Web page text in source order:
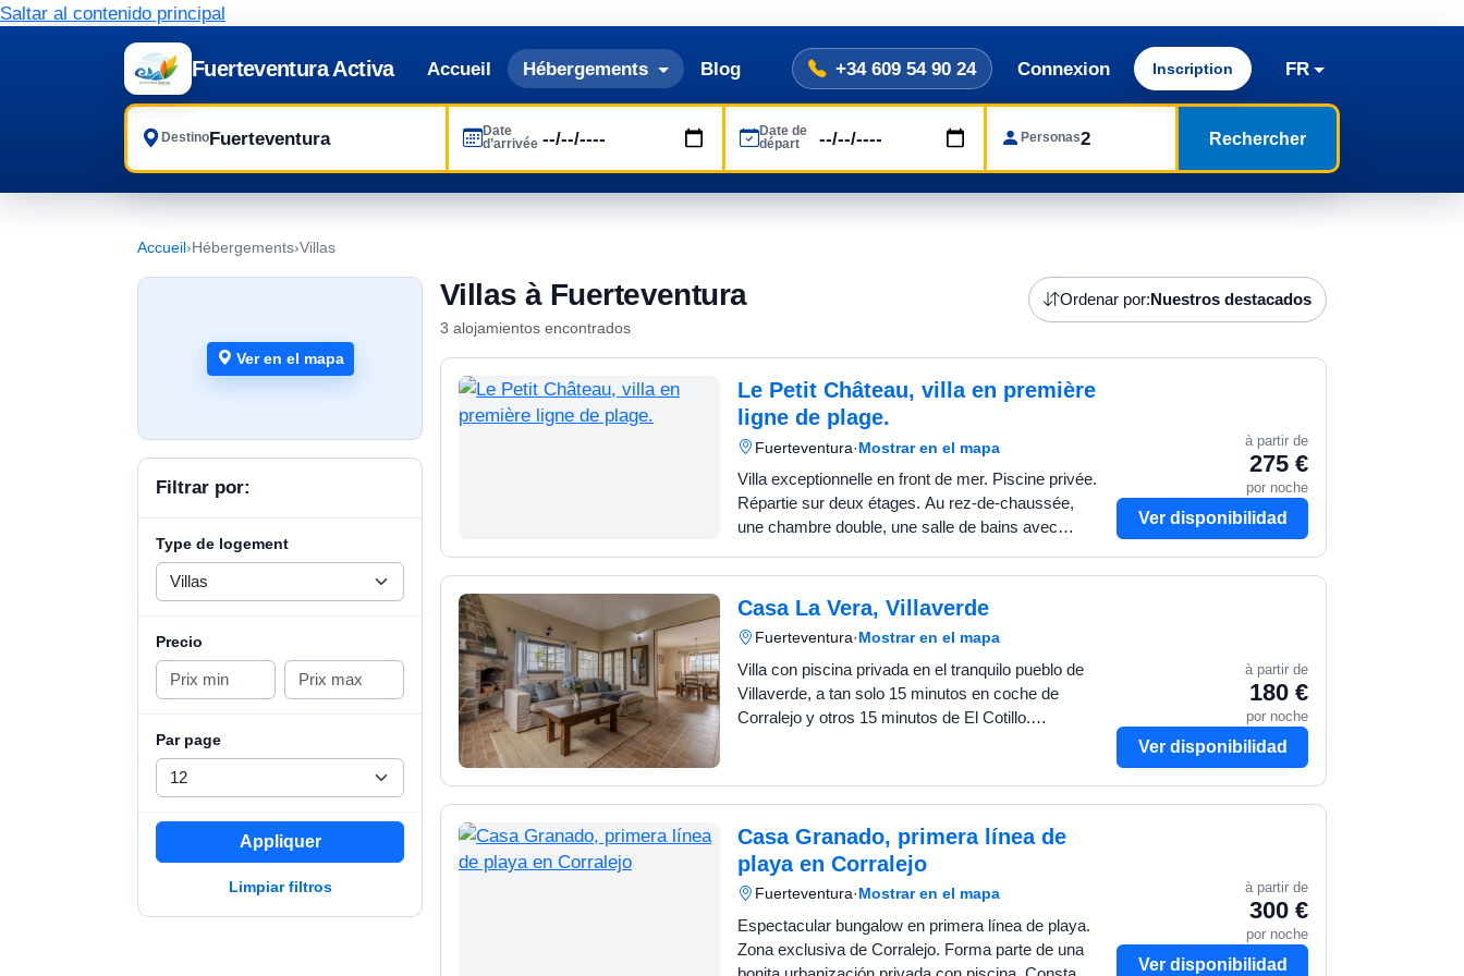
Saltar al contenido principal
Fuerteventura Activa Accueil Hébergements Blog +34 609 54 90 24 Connexion Inscription FR
Destino
Date
d’arrivée
Date de
départ
Personas Rechercher
Accueil›Hébergements›Villas
Ver en el mapa
Filtrar por:
Type de logement
Precio
Par page
Appliquer
Limpiar filtros
Villas à Fuerteventura
3 alojamientos encontrados
Ordenar por:Nuestros destacados
Le Petit Château, villa en première
ligne de plage.
Fuerteventura·Mostrar en el mapa
Villa exceptionnelle en front de mer. Piscine privée.
Répartie sur deux étages. Au rez-de-chaussée,
une chambre double, une salle de bains avec
cuisine indépendante, u…
à partir de
275 €
por noche
Ver disponibilidad
Casa La Vera, Villaverde
Fuerteventura·Mostrar en el mapa
Villa con piscina privada en el tranquilo pueblo de
Villaverde, a tan solo 15 minutos en coche de
Corralejo y otros 15 minutos de El Cotillo.
à partir de
180 €
por noche
Ver disponibilidad
Casa Granado, primera línea de
playa en Corralejo
Fuerteventura·Mostrar en el mapa
Espectacular bungalow en primera línea de playa.
Zona exclusiva de Corralejo. Forma parte de una
à partir de
300 €
por noche
Ver disponibilidad